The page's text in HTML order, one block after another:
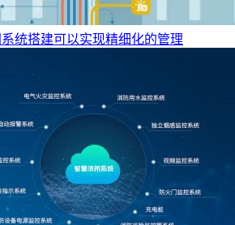
统搭建可以实现精细化的管理